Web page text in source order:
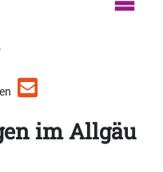
im Allgäu